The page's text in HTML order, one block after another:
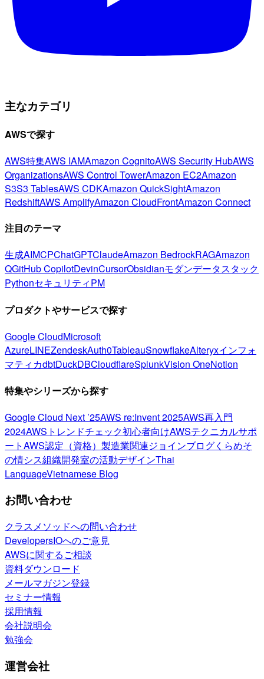
主なカテゴリ
AWSで探す
AWS特集AWS IAMAmazon CognitoAWS Security HubAWS
OrganizationsAWS Control TowerAmazon EC2Amazon
S3S3 TablesAWS CDKAmazon QuickSightAmazon
RedshiftAWS AmplifyAmazon CloudFrontAmazon Connect
注目のテーマ
生成AIMCPChatGPTClaudeAmazon BedrockRAGAmazon
QGitHub CopilotDevinCursorObsidianモダンデータスタック
PythonセキュリティPM
プロダクトやサービスで探す
Google CloudMicrosoft
AzureLINEZendeskAuth0TableauSnowflakeAlteryxインフォ
マティカdbtDuckDBCloudflareSplunkVision OneNotion
特集やシリーズから探す
Google Cloud Next ’25AWS re:Invent 2025AWS再入門
2024AWSトレンドチェック初心者向けAWSテクニカルサポ
ートAWS認定（資格） 製造業関連ジョインブログくらめそ
の情シス組織開発室の活動デザインThai
LanguageVietnamese Blog
お問い合わせ
クラスメソッドへの問い合わせ
DevelopersIOへのご意見
AWSに関するご相談
資料ダウンロード
メールマガジン登録
セミナー情報
採用情報
会社説明会
勉強会
運営会社